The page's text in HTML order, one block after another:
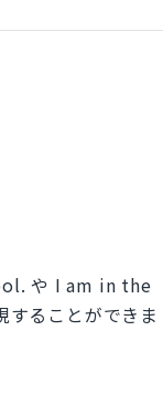
や I am in the
ることができま